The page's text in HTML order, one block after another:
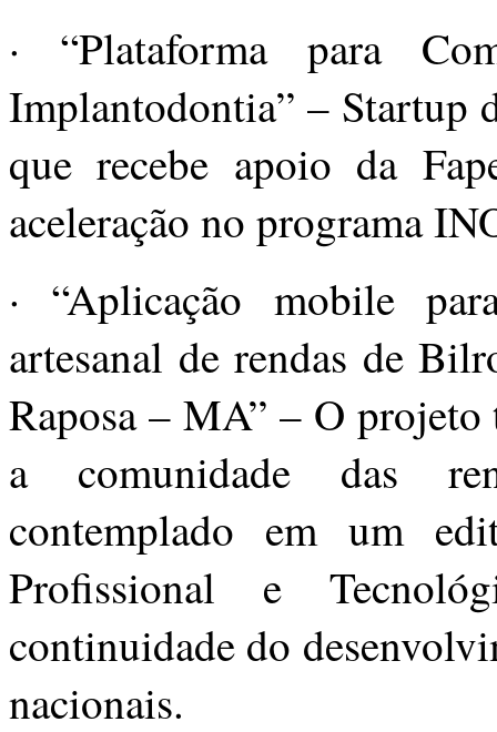
· “Plataforma para
Implantodontia” – Startup
que recebe apoio da
aceleração no programa
· “Aplicação mobile
artesanal de rendas de
Raposa – MA” – O
a comunidade das
contemplado em um
Profissional e
continuidade do
nacionais.